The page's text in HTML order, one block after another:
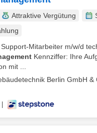
Attraktive Vergütung
Support-Mitarbeiter m/w/d
Kennziffer: Ihre
mit ...
Berlin GmbH &